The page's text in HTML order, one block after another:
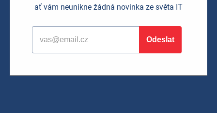
ať vám neunikne žádná novinka ze světa IT